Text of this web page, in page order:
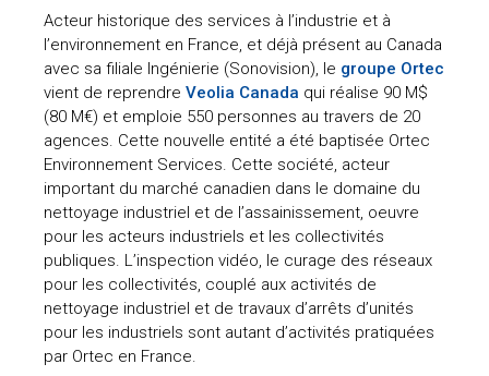
Acteur historique des services à l’industrie et à
l’environnement en France, et déjà présent au Canada
avec sa filiale Ingénierie (Sonovision), le groupe Ortec
vient de reprendre Veolia Canada qui réalise 90 M$
(80 M€) et emploie 550 personnes au travers de 20
agences. Cette nouvelle entité a été baptisée Ortec
Environnement Services. Cette société, acteur
important du marché canadien dans le domaine du
nettoyage industriel et de l’assainissement, oeuvre
pour les acteurs industriels et les collectivités
publiques. L’inspection vidéo, le curage des réseaux
pour les collectivités, couplé aux activités de
nettoyage industriel et de travaux d’arrêts d’unités
pour les industriels sont autant d’activités pratiquées
par Ortec en France.